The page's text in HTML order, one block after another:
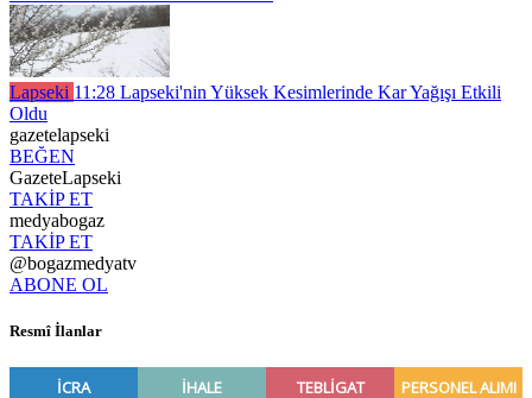
Lapseki 11:28 Lapseki'nin Yüksek Kesimlerinde Kar Yağışı Etkili
Oldu
gazetelapseki
BEĞEN
GazeteLapseki
TAKİP ET
medyabogaz
TAKİP ET
@bogazmedyatv
ABONE OL
Resmî İlanlar